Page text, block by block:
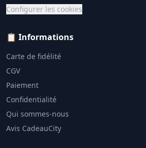
Configurer les cookies
📋 Informations
Carte de fidélité
CGV
Paiement
Confidentialité
Qui sommes-nous
Avis CadeauCity